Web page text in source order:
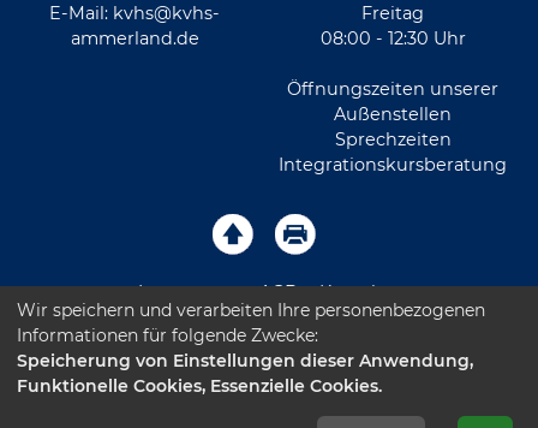
E-Mail: kvhs@kvhs-
ammerland.de
Freitag
08:00 - 12:30 Uhr
Öffnungszeiten unserer
Außenstellen
Sprechzeiten
Integrationskursberatung
Impressum AGB Kontakt
Sitemap Datenschutz Leichte Sprache
Barrierefreiheitserklärung
Wir speichern und verarbeiten Ihre personenbezogenen
Informationen für folgende Zwecke:
Speicherung von Einstellungen dieser Anwendung,
Funktionelle Cookies, Essenzielle Cookies.